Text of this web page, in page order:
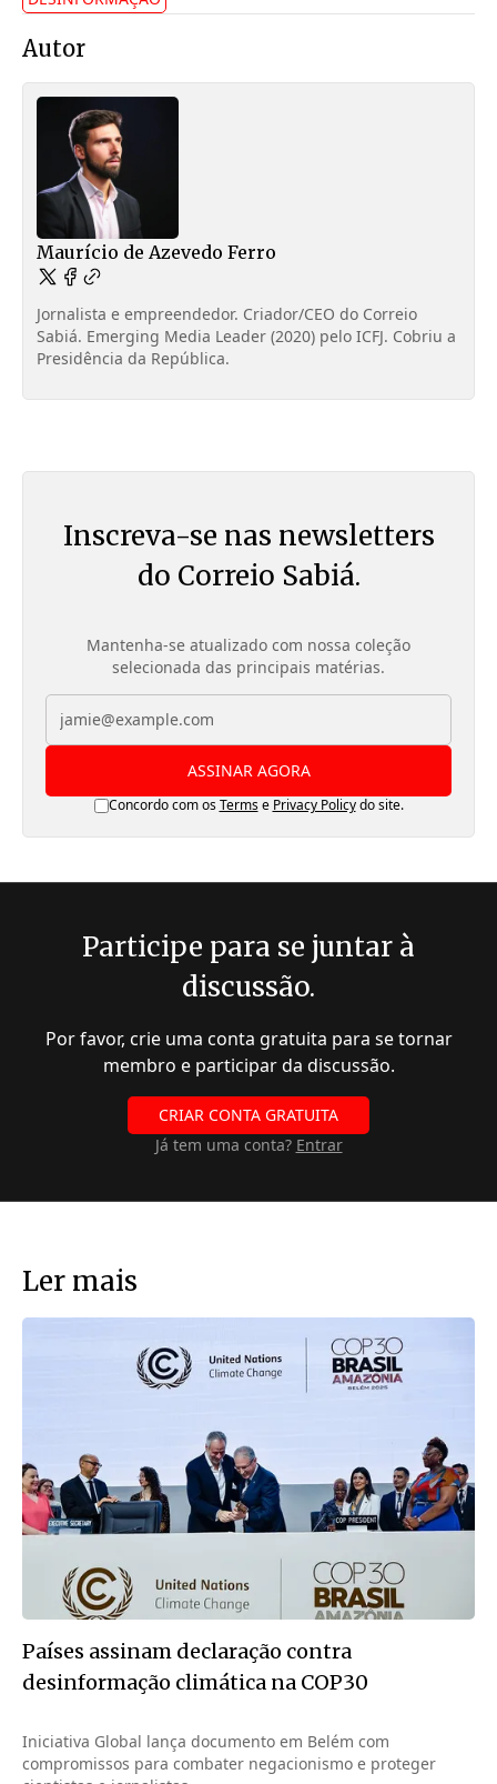
Autor
Maurício de Azevedo Ferro
Jornalista e empreendedor. Criador/CEO do Correio
Sabiá. Emerging Media Leader (2020) pelo ICFJ. Cobriu a
Presidência da República.
Inscreva-se nas newsletters
do Correio Sabiá.
Mantenha-se atualizado com nossa coleção
selecionada das principais matérias.
ASSINAR AGORA
Concordo com osTermse Privacy Policydo site.
Participe para se juntar à
discussão.
Por favor, crie uma conta gratuita para se tornar
membro e participar da discussão.
CRIAR CONTA GRATUITA
Já tem uma conta? Entrar
Ler mais
Países assinam declaração contra
desinformação climática na COP30
Iniciativa Global lança documento em Belém com
compromissos para combater negacionismo e proteger